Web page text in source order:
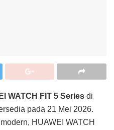
WATCH FIT 5 Series di
pada 21 Mei 2026.
HUAWEI WATCH